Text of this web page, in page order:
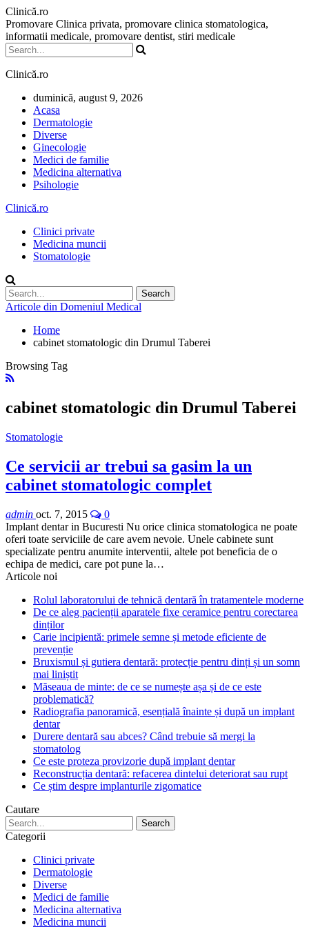
Clinică.ro
Promovare Clinica privata, promovare clinica stomatologica,
informatii medicale, promovare dentist, stiri medicale
Clinică.ro
duminică, august 9, 2026
Acasa
Dermatologie
Diverse
Ginecologie
Medici de familie
Medicina alternativa
Psihologie
Clinică.ro
Clinici private
Medicina muncii
Stomatologie
Articole din Domeniul Medical
Home
cabinet stomatologic din Drumul Taberei
Browsing Tag
cabinet stomatologic din Drumul Taberei
Stomatologie
Ce servicii ar trebui sa gasim la un
cabinet stomatologic complet
admin oct. 7, 2015
0
Implant dentar in Bucuresti Nu orice clinica stomatologica ne poate
oferi toate serviciile de care avem nevoie. Unele cabinete sunt
specializate pentru anumite interventii, altele pot beneficia de o
echipa de medici, care pot pune la…
Articole noi
Rolul laboratorului de tehnică dentară în tratamentele moderne
De ce aleg pacienții aparatele fixe ceramice pentru corectarea
dinților
Carie incipientă: primele semne și metode eficiente de
prevenție
Bruxismul și gutiera dentară: protecție pentru dinți și un somn
mai liniștit
Măseaua de minte: de ce se numește așa și de ce este
problematică?
Radiografia panoramică, esențială înainte și după un implant
dentar
Durere dentară sau abces? Când trebuie să mergi la
stomatolog
Ce este proteza provizorie după implant dentar
Reconstrucția dentară: refacerea dintelui deteriorat sau rupt
Ce știm despre implanturile zigomatice
Cautare
Categorii
Clinici private
Dermatologie
Diverse
Medici de familie
Medicina alternativa
Medicina muncii